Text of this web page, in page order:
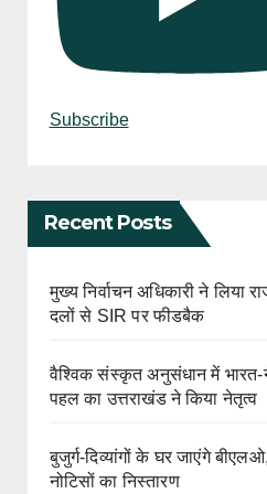
Subscribe
Recent Posts
मुख्य निर्वाचन अधिकारी ने लिया
दलों से SIR पर फीडबैक
वैश्विक संस्कृत अनुसंधान में भारत-
पहल का उत्तराखंड ने किया नेतृत्व
बुजुर्ग-दिव्यांगों के घर जाएंगे
नोटिसों का निस्तारण